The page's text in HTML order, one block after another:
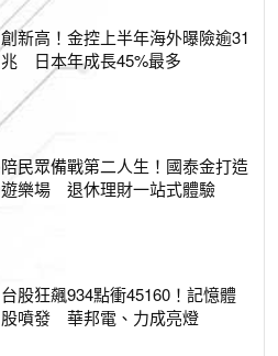
創新高！金控上半年海外曝險逾31
兆 日本年成長45%最多
陪民眾備戰第二人生！國泰金打造
遊樂場 退休理財一站式體驗
台股狂飆934點衝45160！記憶體
股噴發 華邦電、力成亮燈